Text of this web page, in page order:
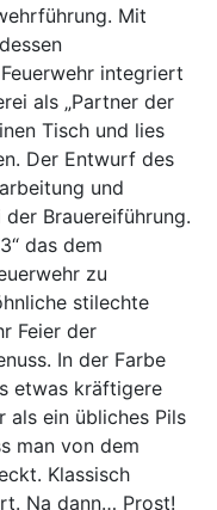
Mit
integriert
als „Partner der
Tisch und lies
Der Entwurf des
und
Brauereiführung.
das dem
zu
stilechte
Feier der
In der Farbe
etwas kräftigere
als ein übliches Pils
man von dem
Klassisch
Na dann… Prost!